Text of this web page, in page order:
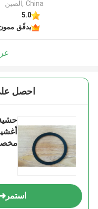
China ,الصين
5.0
يدقّق
احصل
استمر